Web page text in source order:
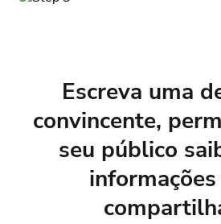
Escreva uma
convincente,
seu público